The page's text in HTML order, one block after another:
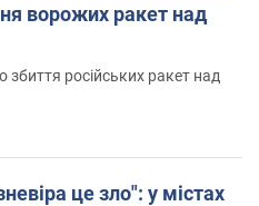
ворожих ракет над
російських ракет над
це зло": у містах